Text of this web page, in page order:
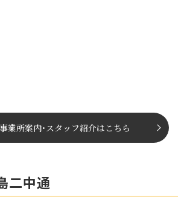
業所案内･ スタッフ紹介はこちら
二中通